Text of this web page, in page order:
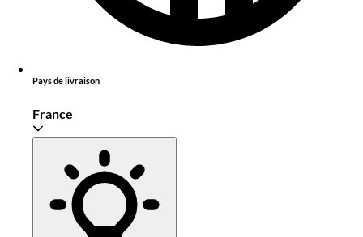
Pays de livraison
France